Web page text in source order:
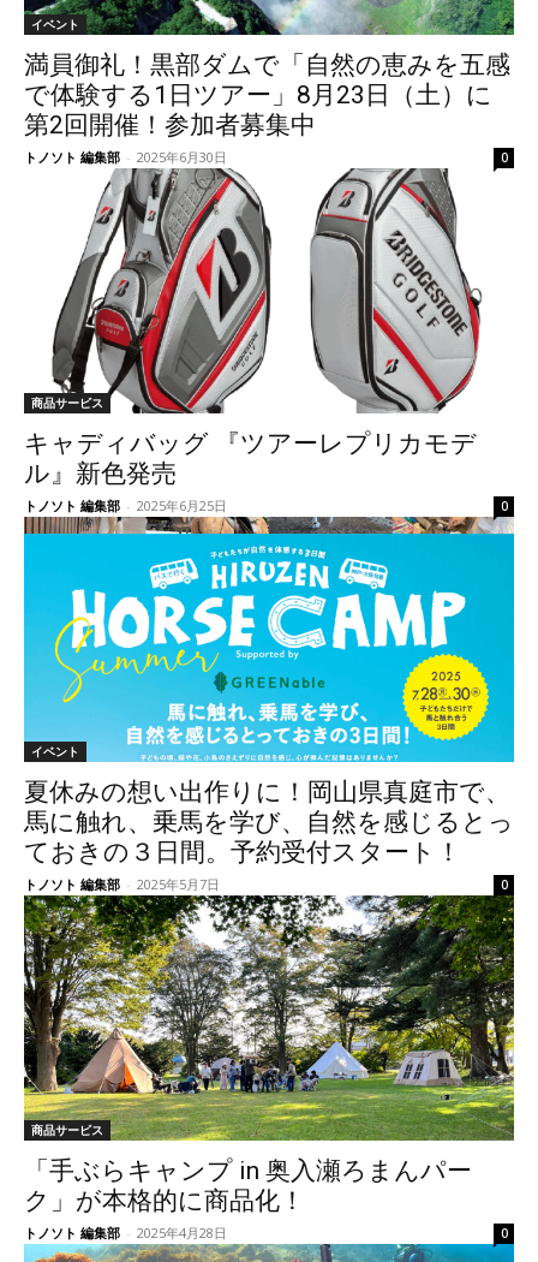
イベント
満員御礼！黒部ダムで「自然の恵みを五感
で体験する1日ツアー」8月23日（土）に
第2回開催！参加者募集中
トノソト 編集部 - 2025年6月30日 0
商品サービス
キャディバッグ 『ツアーレプリカモデ
ル』新色発売
トノソト 編集部 - 2025年6月25日 0
イベント
夏休みの想い出作りに！岡山県真庭市で、
馬に触れ、乗馬を学び、自然を感じるとっ
ておきの３日間。予約受付スタート！
トノソト 編集部 - 2025年5月7日 0
商品サービス
「手ぶらキャンプ in 奥入瀬ろまんパー
ク」が本格的に商品化！
トノソト 編集部 - 2025年4月28日 0